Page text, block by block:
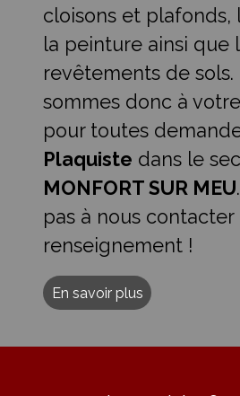
cloisons et plafonds,
la peinture ainsi que
revêtements de sols.
sommes donc à
pour toutes
Plaquiste dans le
MONFORT SUR MEU
pas à nous
renseignement !
En savoir plus